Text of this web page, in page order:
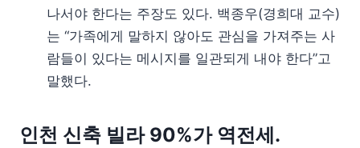
나서야 한다는 주장도 있다. 백종우(경희대 교수)
는 “가족에게 말하지 않아도 관심을 가져주는 사
람들이 있다는 메시지를 일관되게 내야 한다”고
말했다.
인천 신축 빌라 90%가 역전세.